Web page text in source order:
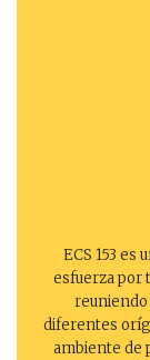
ECS 153 es
esfuerza por
diferentes
ambiente de